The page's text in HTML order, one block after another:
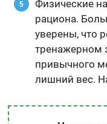
Физические
рациона.
уверены, что
тренажерном
привычного
лишний вес.